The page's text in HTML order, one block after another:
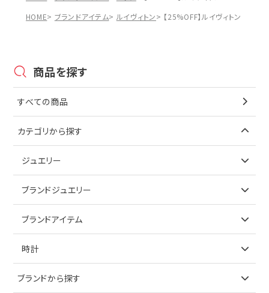
HOME
ブランドアイテム ルイヴィトン 【25%OFF】ルイヴィトン
商品を探す
すべての商品
カテゴリから探す
ジュエリー
アイテムで探す
ブランドジュエリー
アイテムで探す
ブランドアイテム
アイテムで探す
時計
ブランドで探す
ブランドから探す